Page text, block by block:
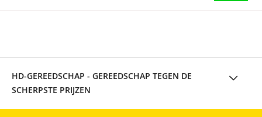
HD-GEREEDSCHAP - GEREEDSCHAP TEGEN DE
SCHERPSTE PRIJZEN